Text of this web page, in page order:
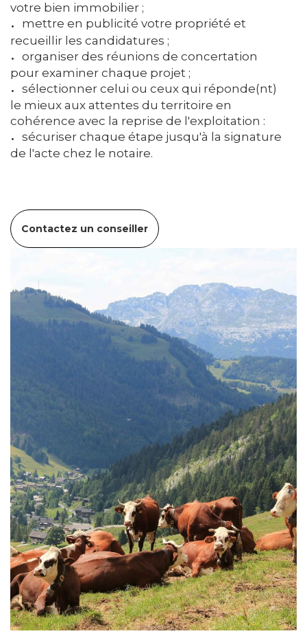
votre bien immobilier ;
mettre en publicité votre propriété et
recueillir les candidatures ;
organiser des réunions de concertation
pour examiner chaque projet ;
sélectionner celui ou ceux qui réponde(nt)
le mieux aux attentes du territoire en
cohérence avec la reprise de l'exploitation :
sécuriser chaque étape jusqu'à la signature
de l'acte chez le notaire.
Contactez un conseiller